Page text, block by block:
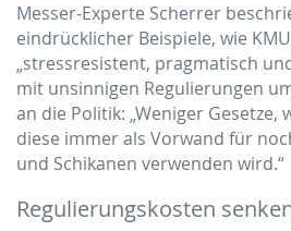
Messer-Experte Scherrer
eindrücklicher Beispiele, wie
„stressresistent, pragmatisch
mit unsinnigen Regulierungen
an die Politik: „Weniger Gesetze,
diese immer als Vorwand für
und Schikanen verwenden wird.“
Regulierungskosten